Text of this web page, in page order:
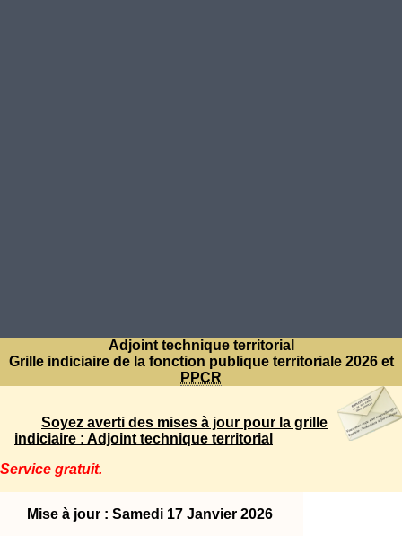
Adjoint technique territorial
Grille indiciaire de la fonction publique territoriale 2026 et
PPCR
Soyez averti des mises à jour pour la grille
indiciaire : Adjoint technique territorial
Service gratuit.
Mise à jour : Samedi 17 Janvier 2026